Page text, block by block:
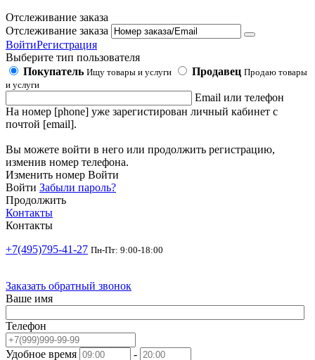
Отслеживание заказа
Отслеживание заказа
ВойтиРегистрация
Выберите тип пользователя
Покупатель Ищу товары и услуги Продавец Продаю товары
и услуги
Email или телефон
На номер [phone] уже зарегистирован личный кабинет с
почтой [email].
Вы можете войти в него или продолжить регистрацию,
изменив номер телефона.
Изменить номер Войти
Войти Забыли пароль?
Продолжить
Контакты
Контакты
+7(495)795-41-27 Пн-Пт: 9:00-18:00
Заказать обратный звонок
Ваше имя
Телефон
Удобное время
-